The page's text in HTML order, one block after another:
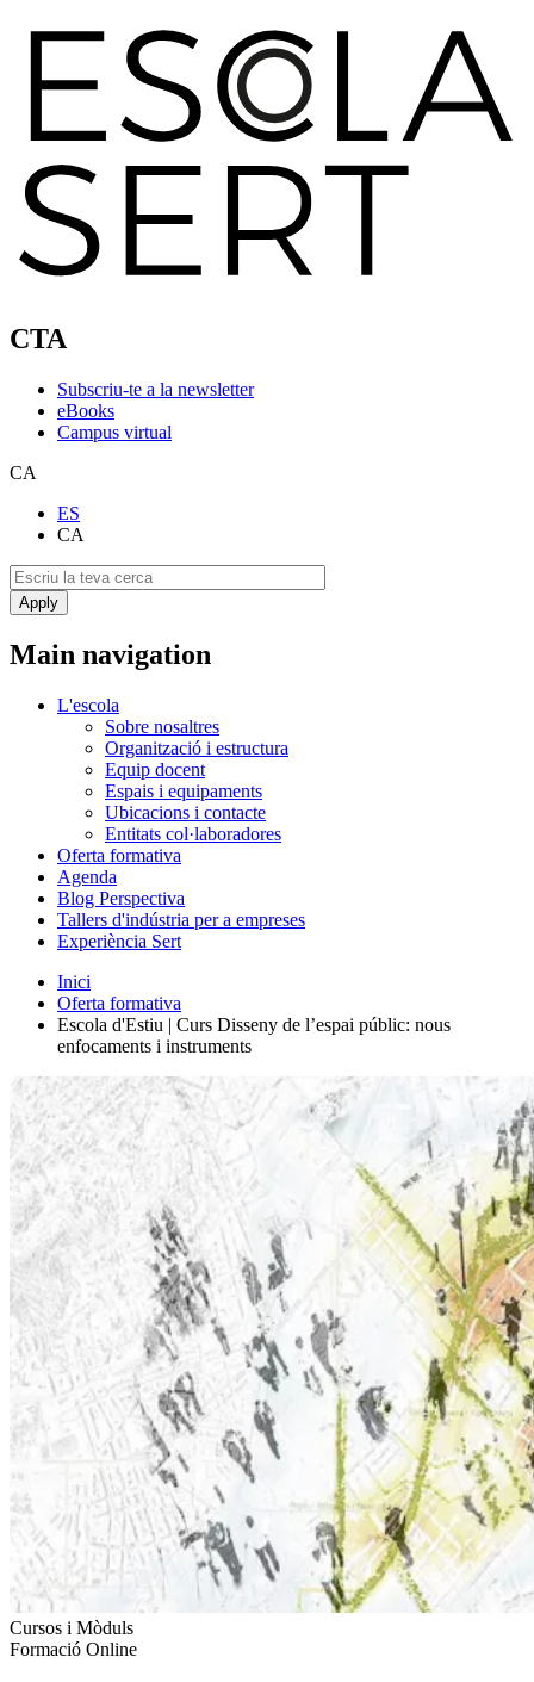
CTA
Subscriu-te a la newsletter
eBooks
Campus virtual
CA
ES
CA
Main navigation
L'escola
Sobre nosaltres
Organització i estructura
Equip docent
Espais i equipaments
Ubicacions i contacte
Entitats col·laboradores
Oferta formativa
Agenda
Blog Perspectiva
Tallers d'indústria per a empreses
Experiència Sert
Inici
Oferta formativa
Escola d'Estiu | Curs Disseny de l’espai públic: nous
enfocaments i instruments
Cursos i Mòduls
Formació Online